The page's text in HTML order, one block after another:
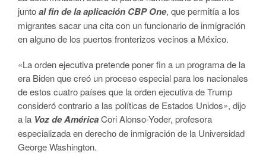
juntoal fin de la aplicación CBP One, que permitía a los
migrantes sacar una cita con un funcionario de inmigración
en alguno de los puertos fronterizos vecinos a México.
«La orden ejecutiva pretende poner fin a un programa de la
era Biden que creó un proceso especial para los nacionales
de estos cuatro países que la orden ejecutiva de Trump
consideró contrario a las políticas de Estados Unidos», dijo
a la Voz de AméricaCori Alonso-Yoder, profesora
especializada en derecho de inmigración de la Universidad
George Washington.